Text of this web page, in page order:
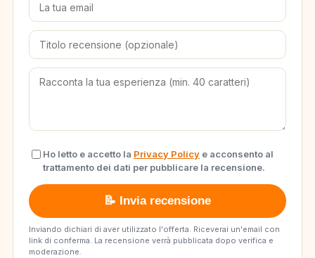
Ho letto e accetto la Privacy Policy e acconsento al
trattamento dei dati per pubblicare la recensione.
📝 Invia recensione
Inviando dichiari di aver utilizzato l'offerta. Riceverai un'email con
link di conferma. La recensione verrà pubblicata dopo verifica e
moderazione.